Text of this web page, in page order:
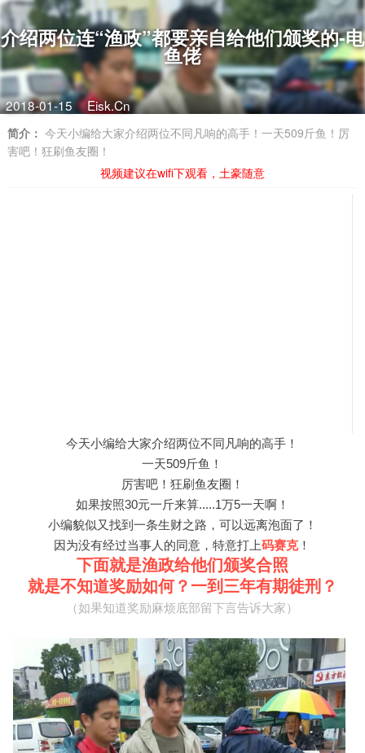
介绍两位连“渔政”都要亲自给他们颁奖的-电
鱼佬
2018-01-15 Eisk.Cn
简介： 今天小编给大家介绍两位不同凡响的高手！一天509斤鱼！厉
害吧！狂刷鱼友圈！
视频建议在wifi下观看，土豪随意
今天小编给大家介绍两位不同凡响的高手！
一天509斤鱼！
厉害吧！狂刷鱼友圈！
如果按照30元一斤来算.....1万5一天啊！
小编貌似又找到一条生财之路，可以远离泡面了！
因为没有经过当事人的同意，特意打上码赛克！
下面就是渔政给他们颁奖合照
就是不知道奖励如何？一到三年有期徒刑？
（如果知道奖励麻烦底部留下言告诉大家）